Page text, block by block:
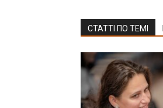
СТАТТІ ПО ТЕМІ